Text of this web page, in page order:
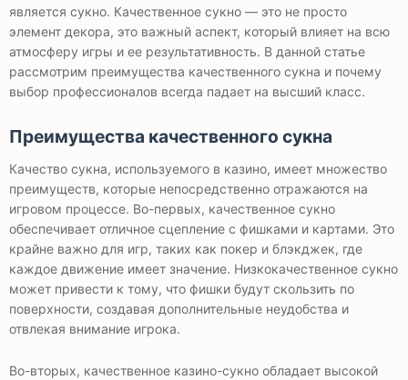
является сукно. Качественное сукно — это не просто
элемент декора, это важный аспект, который влияет на всю
атмосферу игры и ее результативность. В данной статье
рассмотрим преимущества качественного сукна и почему
выбор профессионалов всегда падает на высший класс.
Преимущества качественного сукна
Качество сукна, используемого в казино, имеет множество
преимуществ, которые непосредственно отражаются на
игровом процессе. Во-первых, качественное сукно
обеспечивает отличное сцепление с фишками и картами. Это
крайне важно для игр, таких как покер и блэкджек, где
каждое движение имеет значение. Низкокачественное сукно
может привести к тому, что фишки будут скользить по
поверхности, создавая дополнительные неудобства и
отвлекая внимание игрока.
Во-вторых, качественное казино-сукно обладает высокой